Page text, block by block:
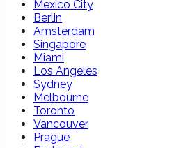
Mexico City
Berlin
Amsterdam
Singapore
Miami
Los Angeles
Sydney
Melbourne
Toronto
Vancouver
Prague